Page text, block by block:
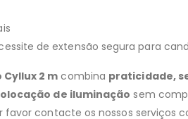
de extensão segura para
2 mcombina praticidade,
de iluminação sem
favor contacte os nossos serviços